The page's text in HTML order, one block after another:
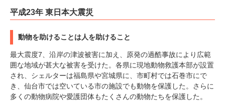
平成23年 東日本大震災
動物を助けることは人を助けること
最大震度7、沿岸の津波被害に加え、原発の過酷事故により広範
囲な地域が甚大な被害を受けた。各県に現地動物救護本部が設置
され、シェルターは福島県や宮城県に、市町村では石巻市にで
き、仙台市では空いている市の施設でも動物を保護した。さらに
多くの動物病院や愛護団体もたくさんの動物たちを保護した。